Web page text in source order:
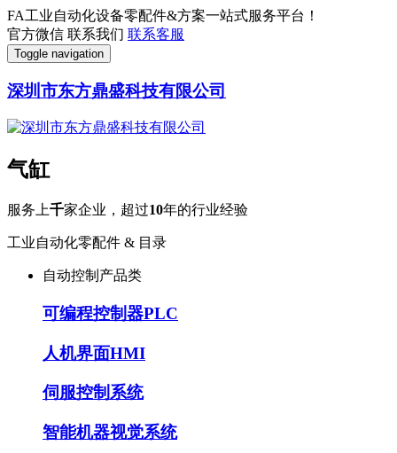
FA工业自动化设备零配件&方案一站式服务平台！
官方微信 联系我们 联系客服
Toggle navigation
深圳市东方鼎盛科技有限公司
气缸
服务上千家企业，超过10年的行业经验
工业自动化零配件 & 目录
自动控制产品类
可编程控制器PLC
人机界面HMI
伺服控制系统
智能机器视觉系统